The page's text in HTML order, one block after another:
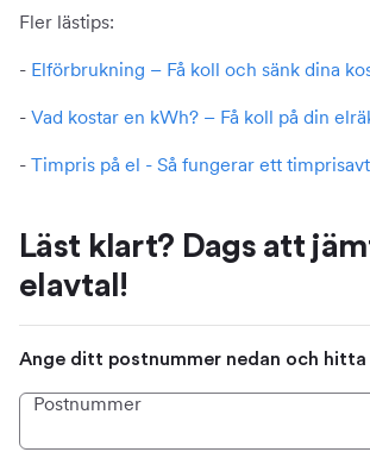
Fler lästips:
- Elförbrukning – Få koll och sänk dina
- Vad kostar en kWh? – Få koll på din
- Timpris på el - Så fungerar ett
Läst klart? Dags att
elavtal!
Ange ditt postnummer nedan och
Postnummer